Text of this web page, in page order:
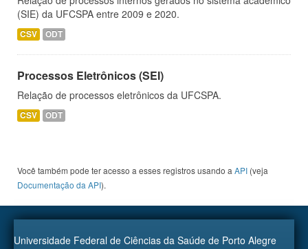
(SIE) da UFCSPA entre 2009 e 2020.
CSV ODT
Processos Eletrônicos (SEI)
Relação de processos eletrônicos da UFCSPA.
CSV ODT
Você também pode ter acesso a esses registros usando a API (veja
Documentação da API).
Universidade Federal de Ciências da Saúde de Porto Alegre